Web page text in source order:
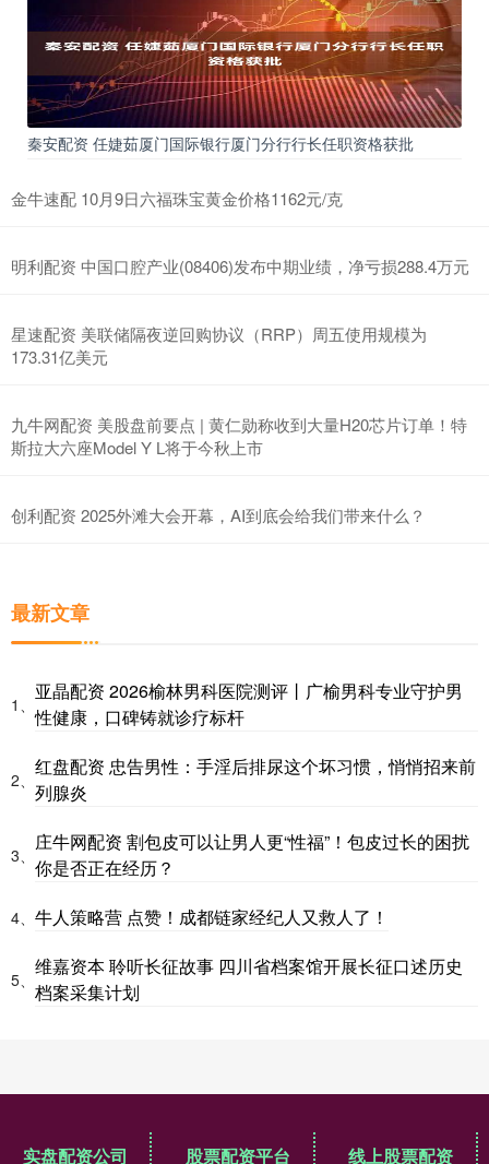
秦安配资 任婕茹厦门国际银行厦门分行行长任职资格获批
金牛速配 10月9日六福珠宝黄金价格1162元/克
明利配资 中国口腔产业(08406)发布中期业绩，净亏损288.4万元
星速配资 美联储隔夜逆回购协议（RRP）周五使用规模为
173.31亿美元
九牛网配资 美股盘前要点 | 黄仁勋称收到大量H20芯片订单！特
斯拉大六座Model Y L将于今秋上市
创利配资 2025外滩大会开幕，AI到底会给我们带来什么？
最新文章
1、
亚晶配资 2026榆林男科医院测评丨广榆男科专业守护男
性健康，口碑铸就诊疗标杆
2、
红盘配资 忠告男性：手淫后排尿这个坏习惯，悄悄招来前
列腺炎
3、
庄牛网配资 割包皮可以让男人更“性福”！包皮过长的困扰
你是否正在经历？
4、 牛人策略营 点赞！成都链家经纪人又救人了！
5、
维嘉资本 聆听长征故事 四川省档案馆开展长征口述历史
档案采集计划
实盘配资公司 股票配资平台 线上股票配资